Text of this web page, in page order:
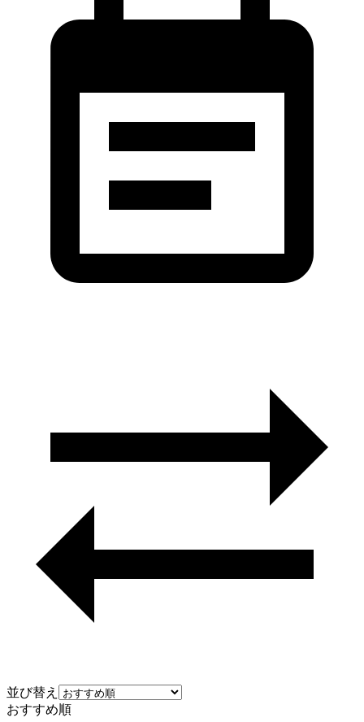
並び替え
おすすめ順